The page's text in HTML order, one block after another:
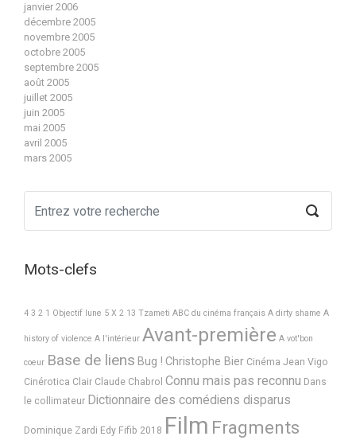
janvier 2006
décembre 2005
novembre 2005
octobre 2005
septembre 2005
août 2005
juillet 2005
juin 2005
mai 2005
avril 2005
mars 2005
Mots-clefs
4 3 2 1 Objectif lune 5 X 2 13 Tzameti ABC du cinéma français A dirty shame A
history of violence A l'intérieur Avant-première A vot'bon
coeur Base de liens Bug ! Christophe Bier Cinéma Jean Vigo
Cinérotica Clair Claude Chabrol Connu mais pas reconnu Dans
le collimateur Dictionnaire des comédiens disparus
Dominique Zardi Edy Fifib 2018 Film Fragments